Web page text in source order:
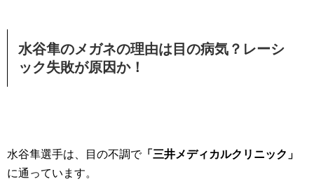
水谷隼のメガネの理由は目の病気？レーシ
ック失敗が原因か！
水谷隼選手は、目の不調で「三井メディカルクリニック」
に通っています。